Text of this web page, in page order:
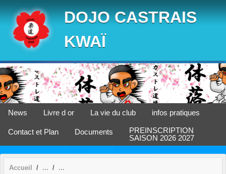
DOJO CASTRAIS
KWAÏ
News Livre d or La vie du club infos pratiques
Contact et Plan Documents
PREINSCRIPTION
SAISON 2026 2027
Accueil
Panneau de gestion des cookies